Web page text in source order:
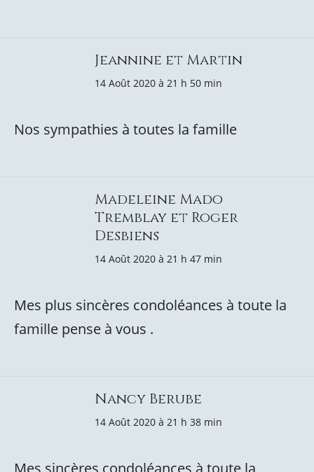
Jeannine et Martin
14 Août 2020 à 21 h 50 min
Nos sympathies à toutes la famille
Madeleine Mado
Tremblay et Roger
Desbiens
14 Août 2020 à 21 h 47 min
Mes plus sincères condoléances à toute la
famille pense à vous .
Nancy Berube
14 Août 2020 à 21 h 38 min
Mes sincères condoléances à toute la